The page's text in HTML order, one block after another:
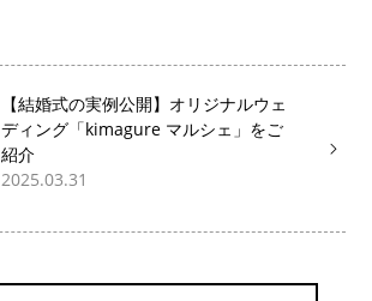
【結婚式の実例公開】オリジナルウェ
ディング「kimagure マルシェ」をご
紹介
2025.03.31